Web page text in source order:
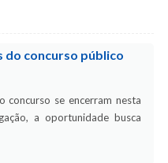
do concurso público
concurso se encerram nesta
a oportunidade busca